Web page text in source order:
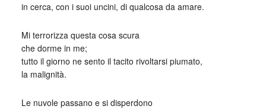
in cerca, con i suoi uncini, di qualcosa da amare.
Mi terrorizza questa cosa scura
che dorme in me;
tutto il giorno ne sento il tacito rivoltarsi piumato,
la malignità.
Le nuvole passano e si disperdono